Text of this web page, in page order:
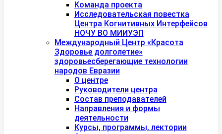
Команда проекта
Исследовательская повестка
Центра Когнитивных Интерфейсов
НОЧУ ВО МИИУЭП
Международный Центр «Красота
Здоровье долголетие»
здоровьесберегающие технологии
народов Евразии
О центре
Руководители центра
Состав преподавателей
Направления и формы
деятельности
Курсы, программы, лектории